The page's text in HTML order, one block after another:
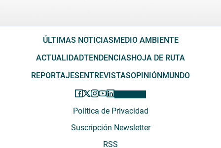
ÚLTIMAS NOTICIASMEDIO AMBIENTE
ACTUALIDADTENDENCIASHOJA DE RUTA
REPORTAJESENTREVISTASOPINIÓNMUNDO
Política de Privacidad
Suscripción Newsletter
RSS